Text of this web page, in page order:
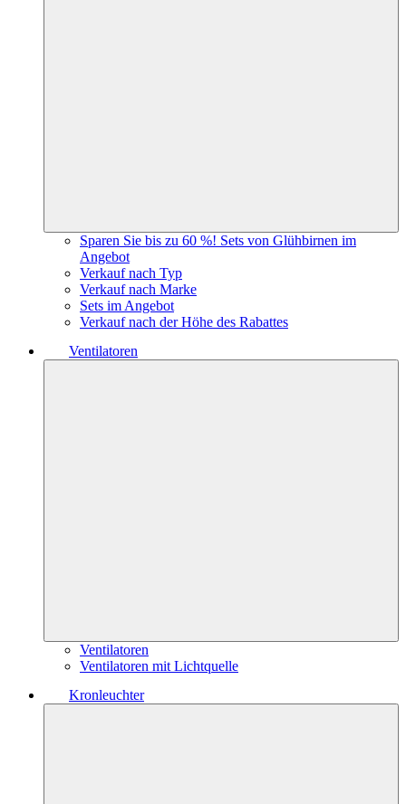
Sparen Sie bis zu 60 %! Sets von Glühbirnen im
Angebot
Verkauf nach Typ
Verkauf nach Marke
Sets im Angebot
Verkauf nach der Höhe des Rabattes
Ventilatoren
Ventilatoren
Ventilatoren mit Lichtquelle
Kronleuchter